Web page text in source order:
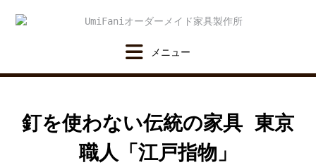
釘を使わない伝統の家具 東京
職人「江戸指物」